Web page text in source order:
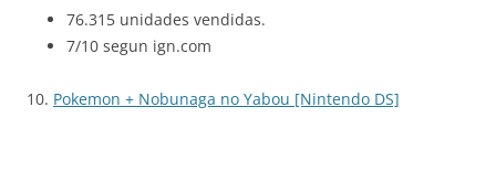
76.315 unidades vendidas.
7/10 segun ign.com
10. Pokemon + Nobunaga no Yabou [Nintendo DS]